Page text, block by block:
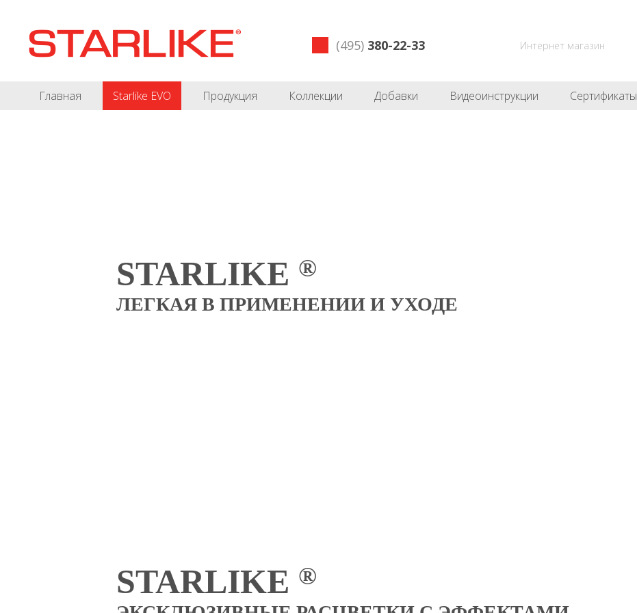
(495) 380-22-33 Интернет магазин
Главная Starlike EVO Продукция Коллекции Добавки Видеоинструкции Сертификаты
STARLIKE ®
ЛЕГКАЯ В ПРИМЕНЕНИИ И УХОДЕ
STARLIKE ®